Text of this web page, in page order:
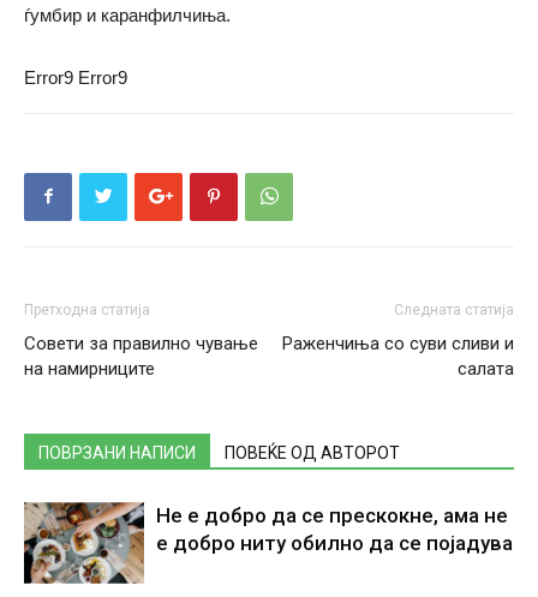
ѓумбир и каранфилчиња.
Error9 Error9
Претходна статија
Совети за правилно чување
на намирниците
Следната статија
Раженчиња со суви сливи и
салата
ПОВРЗАНИ НАПИСИ ПОВЕЌЕ ОД АВТОРОТ
Не е добро да се прескокне, ама не
е добро ниту обилно да се појадува